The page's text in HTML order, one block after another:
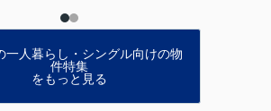
一人暮らし・シングル向けの物
件特集
をもっと見る